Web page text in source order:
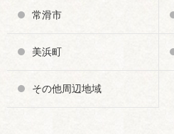
常滑市
美浜町
その他周辺地域